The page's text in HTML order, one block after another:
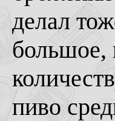
делал
большое,
пиво